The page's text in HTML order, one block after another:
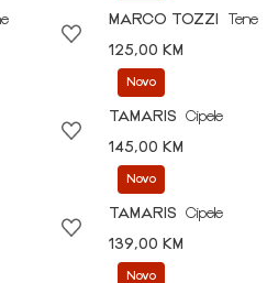
MARCO TOZZI
Tene
125,00 KM
Novo
TAMARIS
Cipele
145,00 KM
Novo
TAMARIS
Cipele
139,00 KM
Novo